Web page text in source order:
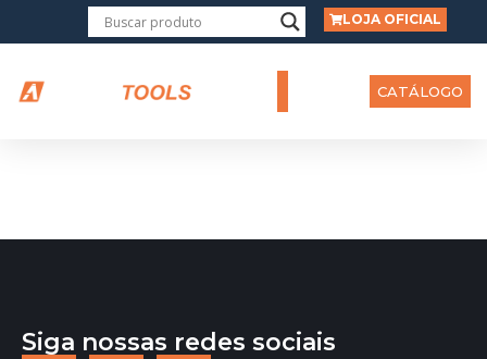
LOJA OFICIAL
CATÁLOGO
Siga nossas redes sociais